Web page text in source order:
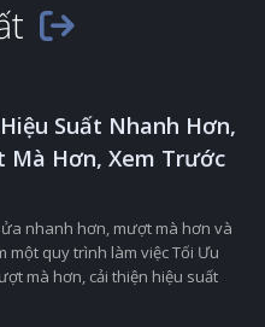
Suất Nhanh Hơn,
Mà Hơn, Xem Trước
nhanh hơn, mượt mà hơn và
một quy trình làm việc Tối Ưu
mà hơn, cải thiện hiệu suất